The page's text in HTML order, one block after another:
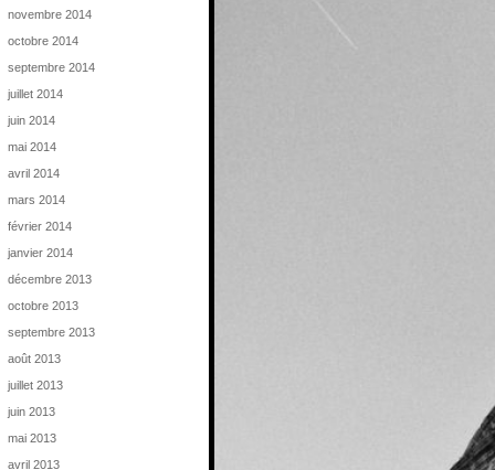
novembre 2014
octobre 2014
septembre 2014
juillet 2014
juin 2014
mai 2014
avril 2014
mars 2014
février 2014
janvier 2014
décembre 2013
octobre 2013
septembre 2013
août 2013
juillet 2013
juin 2013
mai 2013
avril 2013